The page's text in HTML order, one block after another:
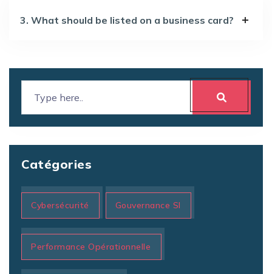
Catégories
Cybersécurité Gouvernance SI
Performance Opérationnelle
3. What should be listed on a business card?